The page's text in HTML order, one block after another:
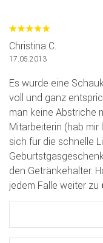
Christina C.
17.05.2013
Es wurde eine
voll und ganz
man keine Abstriche
Mitarbeiterin (hab mir
sich für die schnelle
den Getränkehalter.
jedem Falle weiter zu